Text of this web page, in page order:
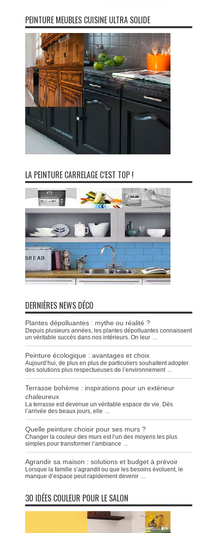
PEINTURE MEUBLES CUISINE ULTRA SOLIDE
LA PEINTURE CARRELAGE C’EST TOP !
DERNIÈRES NEWS DÉCO
Plantes dépolluantes : mythe ou réalité ?
Depuis plusieurs années, les plantes dépolluantes connaissent
un véritable succès dans nos intérieurs. On leur ...
Peinture écologique : avantages et choix
Aujourd’hui, de plus en plus de particuliers souhaitent adopter
des solutions plus respectueuses de l’environnement ...
Terrasse bohème : inspirations pour un extérieur
chaleureux
La terrasse est devenue un véritable espace de vie. Dès
l’arrivée des beaux jours, elle ...
Quelle peinture choisir pour ses murs ?
Changer la couleur des murs est l’un des moyens les plus
simples pour transformer l’ambiance ...
Agrandir sa maison : solutions et budget à prévoir
Lorsque la famille s’agrandit ou que les besoins évoluent, le
manque d’espace peut rapidement devenir ...
30 IDÉES COULEUR POUR LE SALON